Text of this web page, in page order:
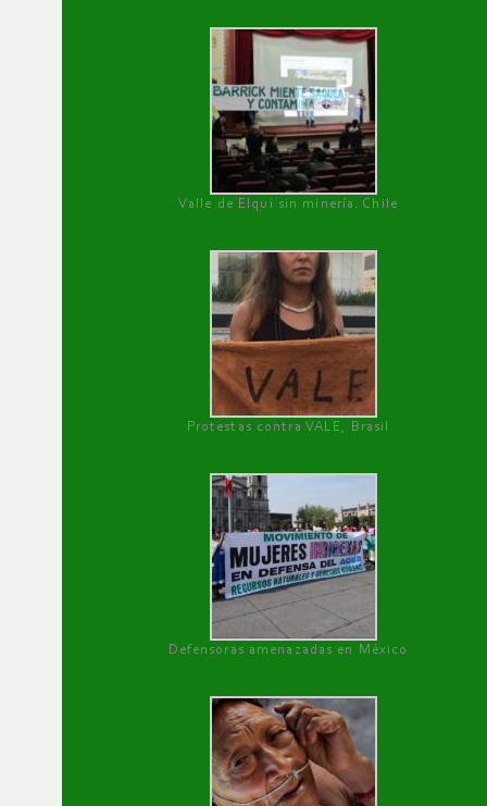
Valle de Elqui sin minería. Chile
Protestas contra VALE, Brasil
Defensoras amenazadas en México